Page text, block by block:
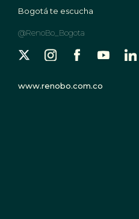
Bogotá te escucha
@RenoBo_Bogota
www.renobo.com.co